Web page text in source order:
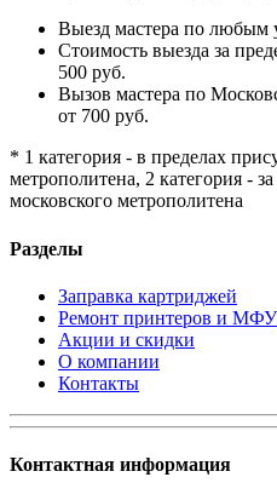
Выезд мастера по любым
Стоимость выезда за
500 руб.
Вызов мастера по
от 700 руб.
* 1 категория - в пределах
метрополитена, 2 категория -
московского метрополитена
Разделы
Заправка картриджей
Ремонт принтеров и МФУ
Акции и скидки
О компании
Контакты
Контактная информация